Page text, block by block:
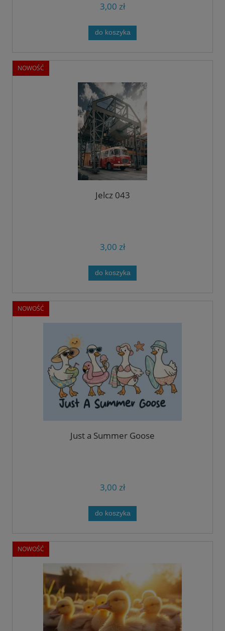
3,00 zł
do koszyka
Jelcz 043
3,00 zł
do koszyka
NOWOŚĆ
Just a Summer Goose
3,00 zł
do koszyka
NOWOŚĆ
NOWOŚĆ